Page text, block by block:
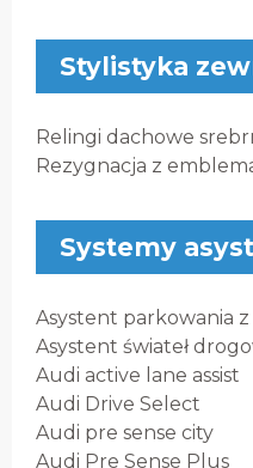
Stylistyka
Relingi dachowe
Rezygnacja z
Systemy
Asystent parkowania
Asystent świateł
Audi active lane assist
Audi Drive Select
Audi pre sense city
Audi Pre Sense Plus